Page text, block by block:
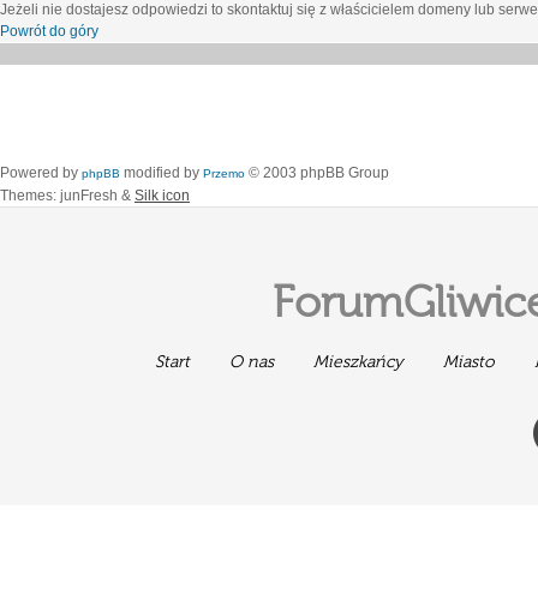
Jeżeli nie dostajesz odpowiedzi to skontaktuj się z właścicielem domeny lub
Powrót do góry
Powered by phpBB modified by Przemo © 2003 phpBB Group
Themes: junFresh & Silk icon
Start O nas Mieszkańcy Miasto